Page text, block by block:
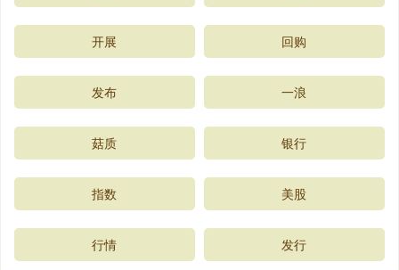
开展 回购
发布 一浪
菇质 银行
指数 美股
行情 发行